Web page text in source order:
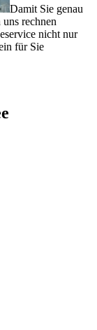
Damit Sie genau
rechnen
nicht nur
für Sie